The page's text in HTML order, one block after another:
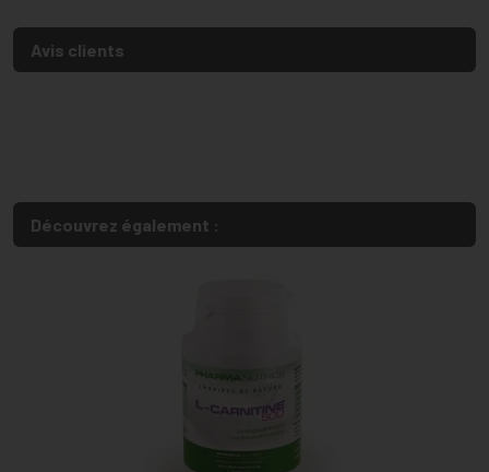
Avis clients
Découvrez également :